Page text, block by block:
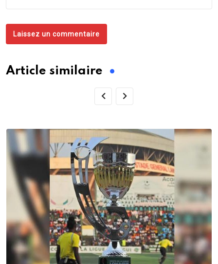
Laissez un commentaire
Article similaire